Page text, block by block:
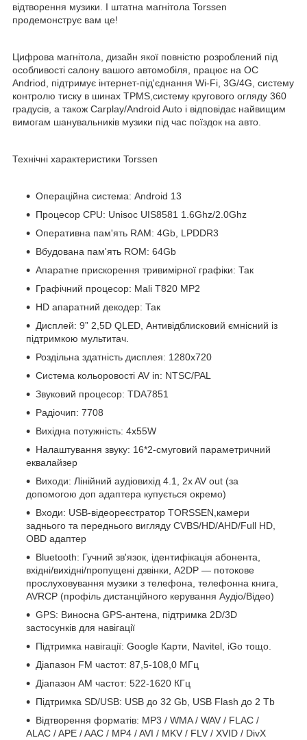
відтворення музики. І штатна магнітола Torssen
продемонструє вам це!
Цифрова магнітола, дизайн якої повністю розроблений під
особливості салону вашого автомобіля, працює на ОС
Andriod, підтримує інтернет-під'єднання Wi-Fi, 3G/4G, систему
контролю тиску в шинах TPMS,систему кругового огляду 360
градусів, а також Carplay/Android Auto і відповідає найвищим
вимогам шанувальників музики під час поїздок на авто.
Технічні характеристики Torssen
Операційна система: Android 13
Процесор CPU: Unisoc UIS8581 1.6Ghz/2.0Ghz
Оперативна пам'ять RAM: 4Gb, LPDDR3
Вбудована пам'ять ROM: 64Gb
Апаратне прискорення тривимірної графіки: Так
Графічний процесор: Mali T820 MP2
HD апаратний декодер: Так
Дисплей: 9” 2,5D QLED, Антивідблисковий ємнісний із
підтримкою мультитач.
Роздільна здатність дисплея: 1280x720
Система кольоровості AV in: NTSC/PAL
Звуковий процесор: TDA7851
Радіочип: 7708
Вихідна потужність: 4х55W
Налаштування звуку: 16*2-смуговий параметричний
еквалайзер
Виходи: Лінійний аудіовихід 4.1, 2x AV out (за
допомогою доп адаптера купується окремо)
Входи: USB-відеореєстратор TORSSEN,камери
заднього та переднього вигляду CVBS/HD/AHD/Full HD,
OBD адаптер
Bluetooth: Гучний зв'язок, ідентифікація абонента,
вхідні/вихідні/пропущені дзвінки, A2DP — потокове
прослуховування музики з телефона, телефонна книга,
AVRCP (профіль дистанційного керування Аудіо/Відео)
GPS: Виносна GPS-антена, підтримка 2D/3D
застосунків для навігації
Підтримка навігації: Google Карти, Navitel, iGo тощо.
Діапазон FM частот: 87,5-108,0 МГц
Діапазон АМ частот: 522-1620 КГц
Підтримка SD/USB: USB до 32 Gb, USB Flash до 2 Tb
Відтворення форматів: MP3 / WMA / WAV / FLAC /
ALAC / APE / AAC / MP4 / AVI / MKV / FLV / XVID / DivX